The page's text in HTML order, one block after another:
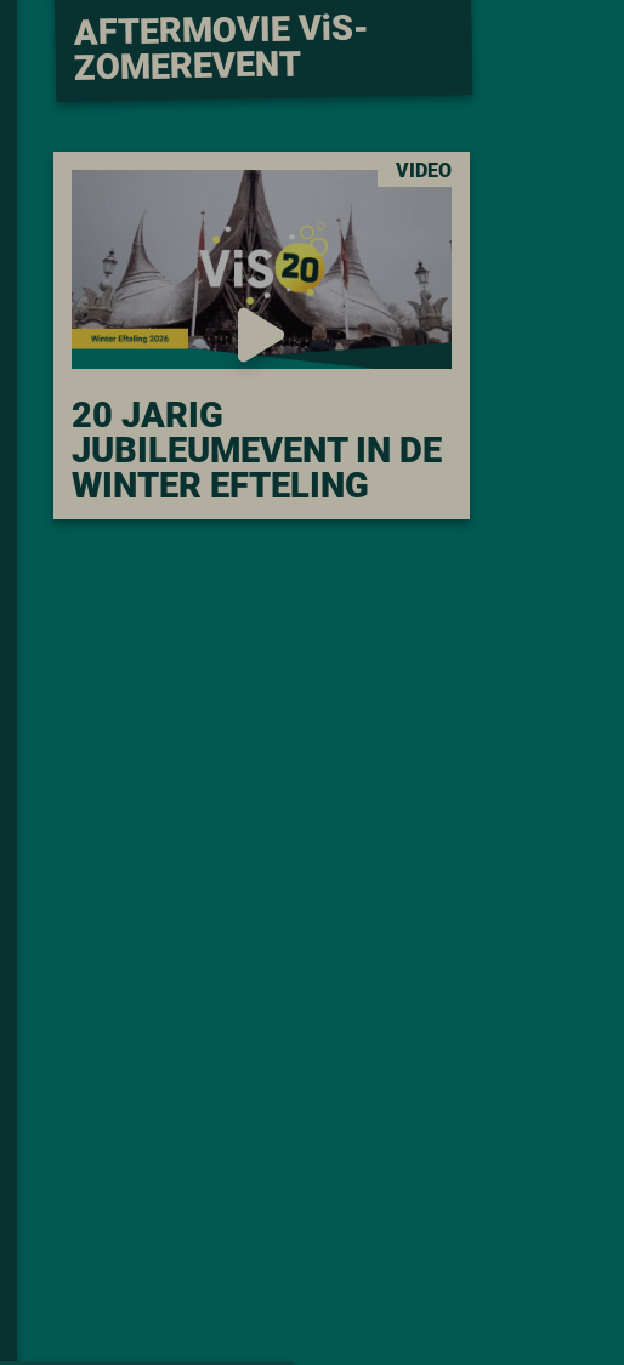
AFTERMOVIE ViS-
ZOMEREVENT
VIDEO
20 JARIG
JUBILEUMEVENT IN DE
WINTER EFTELING